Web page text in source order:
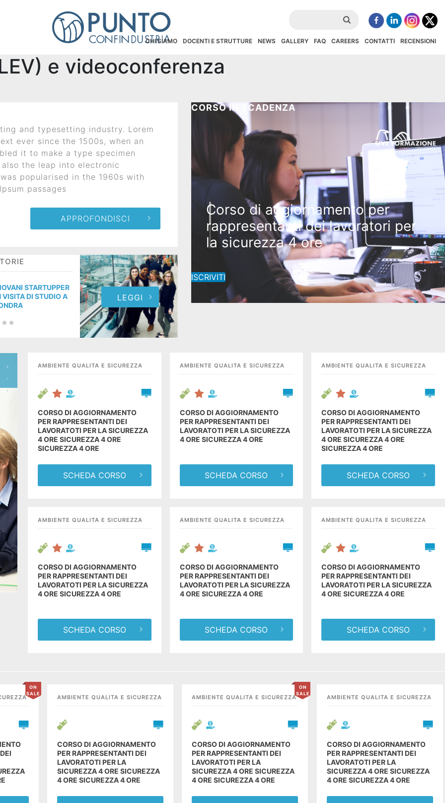
CHI SIAMO DOCENTI E STRUTTURE NEWS GALLERY FAQ CAREERS CONTATTI RECENSIONI
e videoconferenza
and typesetting industry. Lorem
ever since the 1500s, when an
it to make a type specimen
the leap into electronic
popularised in the 1960s with
passages
APPROFONDISCI
STARTUPPER
VISITA DI STUDIO A
LEGGI
GIOVANI STARTUPPER
IN VISITA DI STUDIO A
LONDRA
LEGGI
IN
LONDRA
CORSO IN SCADENZA
Corso di aggiornamento per
rappresentanti dei lavoratori per
la sicurezza 4 ore
Corso di aggiornamento per
rappresentanti dei lavoratori per
la sicurezza 4 ore
ISCRIVITI
AMBIENTE QUALITA E SICUREZZA
CORSO DI AGGIORNAMENTO
PER RAPPRESENTANTI DEI
LAVORATOTI PER LA SICUREZZA
4 ORE SICUREZZA 4 ORE
SICUREZZA 4 ORE
SCHEDA CORSO
AMBIENTE QUALITA E SICUREZZA
CORSO DI AGGIORNAMENTO
PER RAPPRESENTANTI DEI
LAVORATOTI PER LA SICUREZZA
4 ORE SICUREZZA 4 ORE
SCHEDA CORSO
AMBIENTE QUALITA E SICUREZZA
CORSO DI AGGIORNAMENTO
PER RAPPRESENTANTI DEI
LAVORATOTI PER LA SICUREZZA
4 ORE SICUREZZA 4 ORE
SICUREZZA 4 ORE
SCHEDA CORSO
AMBIENTE QUALITA E SICUREZZA
CORSO DI AGGIORNAMENTO
PER RAPPRESENTANTI DEI
LAVORATOTI PER LA SICUREZZA
4 ORE SICUREZZA 4 ORE
SCHEDA CORSO
AMBIENTE QUALITA E SICUREZZA
CORSO DI AGGIORNAMENTO
PER RAPPRESENTANTI DEI
LAVORATOTI PER LA SICUREZZA
4 ORE SICUREZZA 4 ORE
SCHEDA CORSO
AMBIENTE QUALITA E SICUREZZA
CORSO DI AGGIORNAMENTO
PER RAPPRESENTANTI DEI
LAVORATOTI PER LA SICUREZZA
4 ORE SICUREZZA 4 ORE
SCHEDA CORSO
ON
SALE
AMBIENTE QUALITA E SICUREZZA
CORSO DI AGGIORNAMENTO
PER RAPPRESENTANTI DEI
LAVORATOTI PER LA
SICUREZZA 4 ORE SICUREZZA
4 ORE SICUREZZA 4 ORE
ON
SALE
AMBIENTE QUALITA E SICUREZZA
CORSO DI AGGIORNAMENTO
PER RAPPRESENTANTI DEI
LAVORATOTI PER LA
SICUREZZA 4 ORE SICUREZZA
4 ORE SICUREZZA 4 ORE
AMBIENTE QUALITA E SICUREZZA
CORSO DI AGGIORNAMENTO
PER RAPPRESENTANTI DEI
LAVORATOTI PER LA
SICUREZZA 4 ORE SICUREZZA
4 ORE SICUREZZA 4 ORE